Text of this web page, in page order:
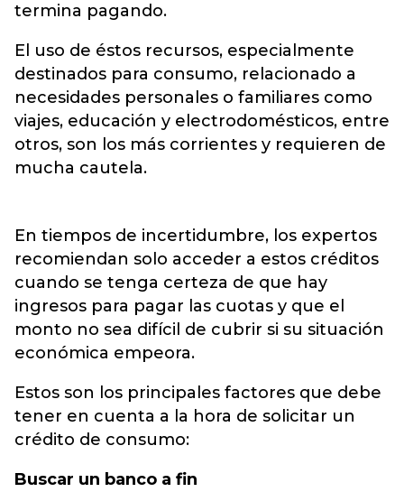
termina pagando.
El uso de éstos recursos, especialmente
destinados para consumo, relacionado a
necesidades personales o familiares como
viajes, educación y electrodomésticos, entre
otros, son los más corrientes y requieren de
mucha cautela.
En tiempos de incertidumbre, los expertos
recomiendan solo acceder a estos créditos
cuando se tenga certeza de que hay
ingresos para pagar las cuotas y que el
monto no sea difícil de cubrir si su situación
económica empeora.
Estos son los principales factores que debe
tener en cuenta a la hora de solicitar un
crédito de consumo:
Buscar un banco a fin